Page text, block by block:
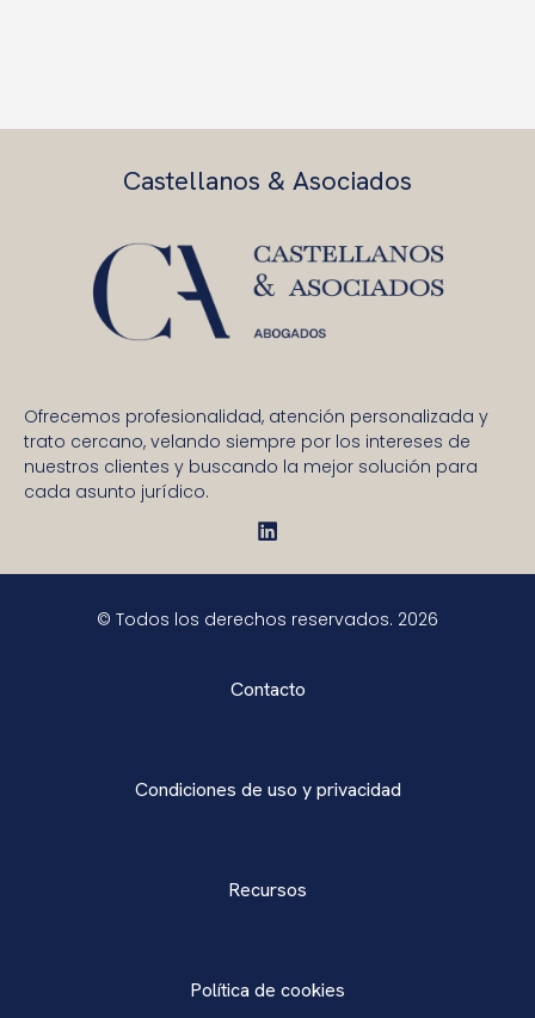
Castellanos & Asociados
Ofrecemos profesionalidad, atención personalizada y
trato cercano, velando siempre por los intereses de
nuestros clientes y buscando la mejor solución para
cada asunto jurídico.
© Todos los derechos reservados. 2026
Contacto
Condiciones de uso y privacidad
Recursos
Política de cookies